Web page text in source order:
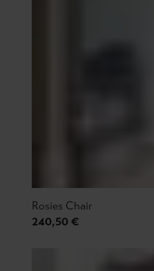
Rosies Chair
240,50 €